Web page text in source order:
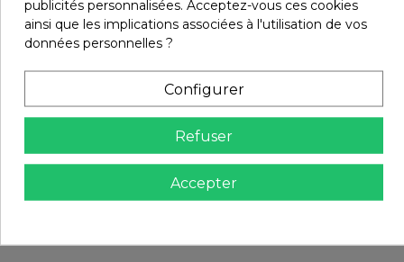
CHANGEZ D'AVIS SOUS 14 JOURS !
Description
publicités personnalisées. Acceptez-vous ces cookies
ainsi que les implications associées à l'utilisation de vos
données personnelles ?
Configurer
Refuser
Accepter